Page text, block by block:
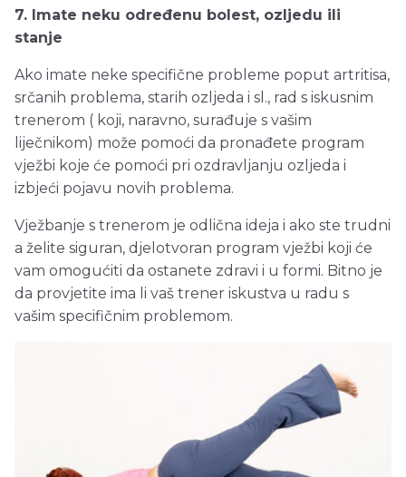
7. Imate neku određenu bolest, ozljedu ili
stanje
Ako imate neke specifične probleme poput artritisa,
srčanih problema, starih ozljeda i sl., rad s iskusnim
trenerom ( koji, naravno, surađuje s vašim
liječnikom) može pomoći da pronađete program
vježbi koje će pomoći pri ozdravljanju ozljeda i
izbjeći pojavu novih problema.
Vježbanje s trenerom je odlična ideja i ako ste trudni
a želite siguran, djelotvoran program vježbi koji će
vam omogućiti da ostanete zdravi i u formi. Bitno je
da provjetite ima li vaš trener iskustva u radu s
vašim specifičnim problemom.